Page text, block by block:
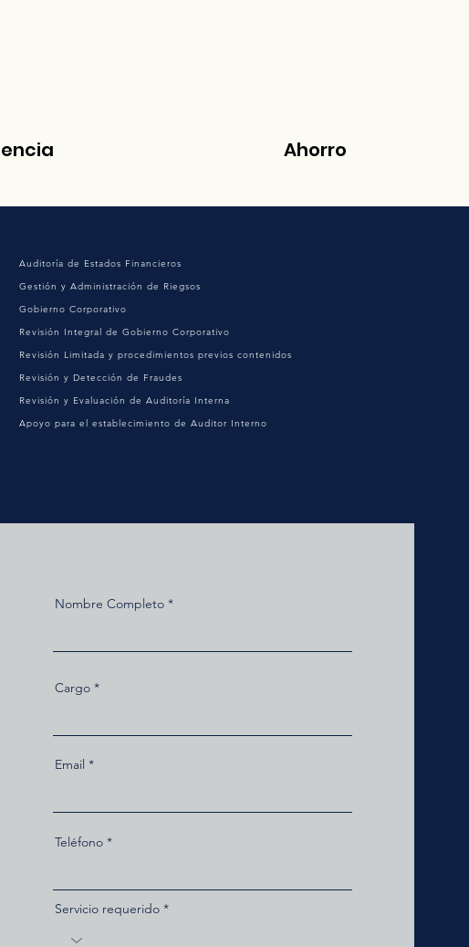
Ahorro
Auditoría de Estados Financieros
Gestión y Administración de Riegsos
Gobierno Corporativo
Revisión Integral de Gobierno Corporativo
Revisión Limitada y procedimientos previos contenidos
Revisión y Detección de Fraudes
Revisión y Evaluación de Auditoría Interna
Apoyo para el establecimiento de Auditor Interno
Nombre Completo
Cargo
Email
Teléfono
Servicio requerido